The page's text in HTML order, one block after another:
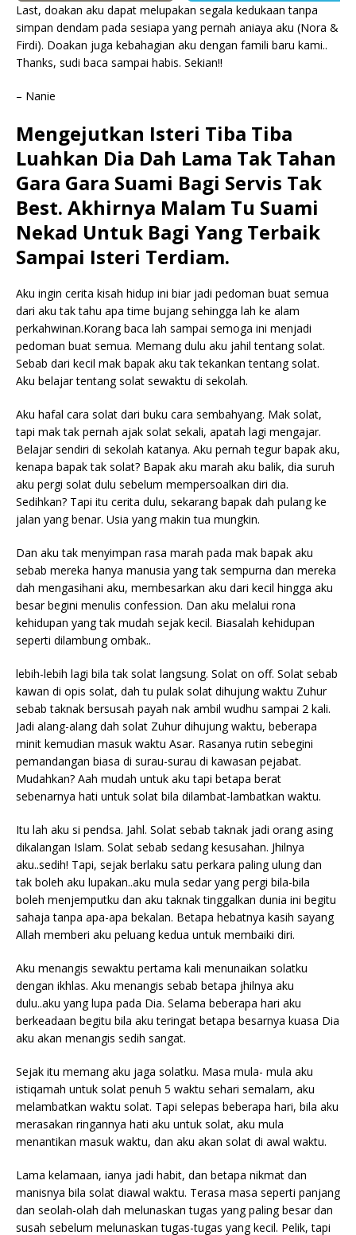
Last, doakan aku dapat melupakan segala kedukaan tanpa
simpan dendam pada sesiapa yang pernah aniaya aku (Nora &
Firdi). Doakan juga kebahagian aku dengan famili baru kami..
Thanks, sudi baca sampai habis. Sekian!!
– Nanie
Mengejutkan Isteri Tiba Tiba
Luahkan Dia Dah Lama Tak Tahan
Gara Gara Suami Bagi Servis Tak
Best. Akhirnya Malam Tu Suami
Nekad Untuk Bagi Yang Terbaik
Sampai Isteri Terdiam.
Aku ingin cerita kisah hidup ini biar jadi pedoman buat semua
dari aku tak tahu apa time bujang sehingga lah ke alam
perkahwinan.Korang baca lah sampai semoga ini menjadi
pedoman buat semua. Memang dulu aku jahil tentang solat.
Sebab dari kecil mak bapak aku tak tekankan tentang solat.
Aku belajar tentang solat sewaktu di sekolah.
Aku hafal cara solat dari buku cara sembahyang. Mak solat,
tapi mak tak pernah ajak solat sekali, apatah lagi mengajar.
Belajar sendiri di sekolah katanya. Aku pernah tegur bapak aku,
kenapa bapak tak solat? Bapak aku marah aku balik, dia suruh
aku pergi solat dulu sebelum mempersoalkan diri dia.
Sedihkan? Tapi itu cerita dulu, sekarang bapak dah pulang ke
jalan yang benar. Usia yang makin tua mungkin.
Dan aku tak menyimpan rasa marah pada mak bapak aku
sebab mereka hanya manusia yang tak sempurna dan mereka
dah mengasihani aku, membesarkan aku dari kecil hingga aku
besar begini menulis confession. Dan aku melalui rona
kehidupan yang tak mudah sejak kecil. Biasalah kehidupan
seperti dilambung ombak..
lebih-lebih lagi bila tak solat langsung. Solat on off. Solat sebab
kawan di opis solat, dah tu pulak solat dihujung waktu Zuhur
sebab taknak bersusah payah nak ambil wudhu sampai 2 kali.
Jadi alang-alang dah solat Zuhur dihujung waktu, beberapa
minit kemudian masuk waktu Asar. Rasanya rutin sebegini
pemandangan biasa di surau-surau di kawasan pejabat.
Mudahkan? Aah mudah untuk aku tapi betapa berat
sebenarnya hati untuk solat bila dilambat-lambatkan waktu.
Itu lah aku si pendsa. Jahl. Solat sebab taknak jadi orang asing
dikalangan Islam. Solat sebab sedang kesusahan. Jhilnya
aku..sedih! Tapi, sejak berlaku satu perkara paling ulung dan
tak boleh aku lupakan..aku mula sedar yang pergi bila-bila
boleh menjemputku dan aku taknak tinggalkan dunia ini begitu
sahaja tanpa apa-apa bekalan. Betapa hebatnya kasih sayang
Allah memberi aku peluang kedua untuk membaiki diri.
Aku menangis sewaktu pertama kali menunaikan solatku
dengan ikhlas. Aku menangis sebab betapa jhilnya aku
dulu..aku yang lupa pada Dia. Selama beberapa hari aku
berkeadaan begitu bila aku teringat betapa besarnya kuasa Dia
aku akan menangis sedih sangat.
Sejak itu memang aku jaga solatku. Masa mula- mula aku
istiqamah untuk solat penuh 5 waktu sehari semalam, aku
melambatkan waktu solat. Tapi selepas beberapa hari, bila aku
merasakan ringannya hati aku untuk solat, aku mula
menantikan masuk waktu, dan aku akan solat di awal waktu.
Lama kelamaan, ianya jadi habit, dan betapa nikmat dan
manisnya bila solat diawal waktu. Terasa masa seperti panjang
dan seolah-olah dah melunaskan tugas yang paling besar dan
susah sebelum melunaskan tugas-tugas yang kecil. Pelik, tapi